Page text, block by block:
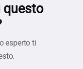
questo
esperto ti